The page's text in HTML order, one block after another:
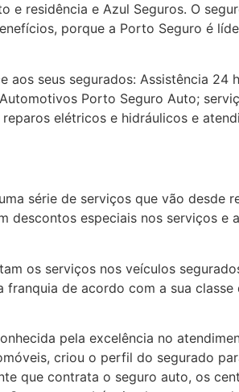
e residência e Azul Seguros. O
porque a Porto Seguro é
seus segurados: Assistência 24
Porto Seguro Auto;
elétricos e hidráulicos e
série de serviços que vão desde
descontos especiais nos serviços e
os serviços nos veículos
de acordo com a sua classe
pela excelência no
criou o perfil do segurado
que contrata o seguro auto, os